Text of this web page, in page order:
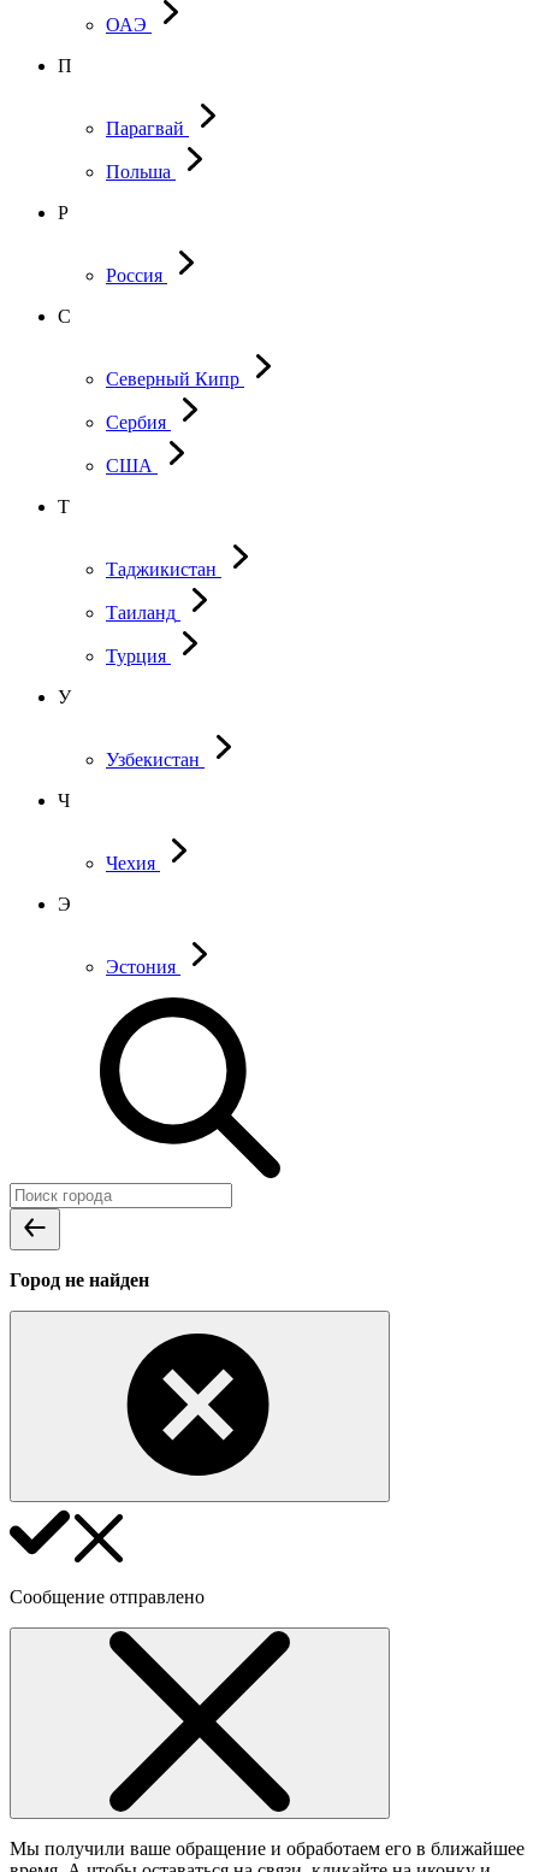
ОАЭ
П
Парагвай
Польша
Р
Россия
С
Северный Кипр
Сербия
США
Т
Таджикистан
Таиланд
Турция
У
Узбекистан
Ч
Чехия
Э
Эстония
Город не найден
Сообщение отправлено
Мы получили ваше обращение и обработаем его в ближайшее